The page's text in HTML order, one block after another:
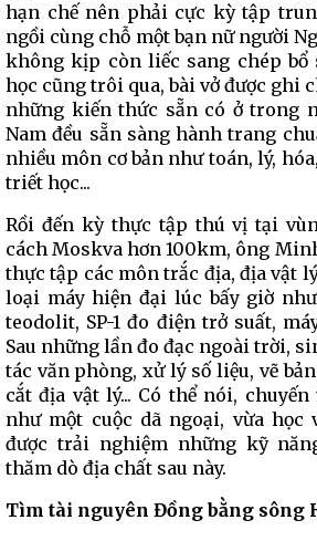
hạn chế nên phải cực kỳ tập
ngồi cùng chỗ một bạn nữ người
không kịp còn liếc sang chép bổ
học cũng trôi qua, bài vở được ghi
những kiến thức sẵn có ở trong
Nam đều sẵn sàng hành trang
nhiều môn cơ bản như toán, lý,
triết học...
Rồi đến kỳ thực tập thú vị tại
cách Moskva hơn 100km, ông
thực tập các môn trắc địa, địa vật
loại máy hiện đại lúc bấy giờ
teodolit, SP-1 đo điện trở suất,
Sau những lần đo đạc ngoài trời,
tác văn phòng, xử lý số liệu, vẽ
cắt địa vật lý... Có thể nói,
như một cuộc dã ngoại, vừa học
được trải nghiệm những kỹ
thăm dò địa chất sau này.
Tìm tài nguyên Đồng bằng sông